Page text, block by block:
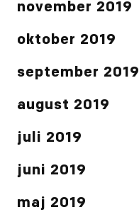
november 2019
oktober 2019
september 2019
august 2019
juli 2019
juni 2019
maj 2019